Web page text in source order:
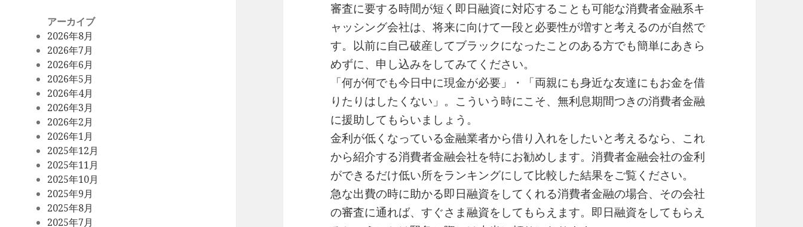
アーカイブ
2026年8月
2026年7月
2026年6月
2026年5月
2026年4月
2026年3月
2026年2月
2026年1月
2025年12月
2025年11月
2025年10月
2025年9月
2025年8月
2025年7月
審査に要する時間が短く即日融資に対応することも可能な消費者金融系キ
ャッシング会社は、将来に向けて一段と必要性が増すと考えるのが自然で
す。以前に自己破産してブラックになったことのある方でも簡単にあきら
めずに、申し込みをしてみてください。
「何が何でも今日中に現金が必要」・「両親にも身近な友達にもお金を借
りたりはしたくない」。こういう時にこそ、無利息期間つきの消費者金融
に援助してもらいましょう。
金利が低くなっている金融業者から借り入れをしたいと考えるなら、これ
から紹介する消費者金融会社を特にお勧めします。消費者金融会社の金利
ができるだけ低い所をランキングにして比較した結果をご覧ください。
急な出費の時に助かる即日融資をしてくれる消費者金融の場合、その会社
の審査に通れば、すぐさま融資をしてもらえます。即日融資をしてもらえ